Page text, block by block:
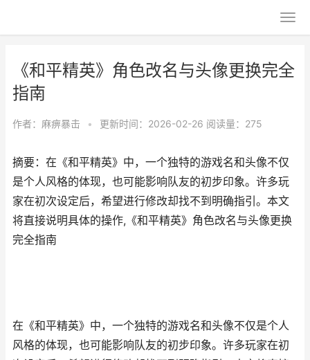
《和平精英》角色改名与头像更换完全
指南
作者： 麻痹暴击 • 更新时间：2026-02-26 阅读量：275
摘要：在《和平精英》中，一个独特的游戏名和头像不仅
是个人风格的体现，也可能影响队友的初步印象。许多玩
家在初次设定后，希望进行修改却找不到明确指引。本文
将直接说明具体的操作,《和平精英》角色改名与头像更换
完全指南
在《和平精英》中，一个独特的游戏名和头像不仅是个人
风格的体现，也可能影响队友的初步印象。许多玩家在初